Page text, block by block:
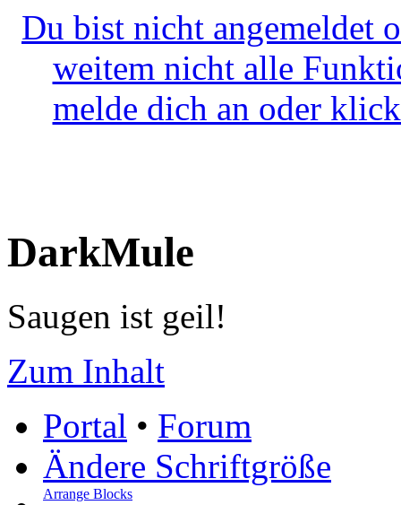
Du bist nicht angemeldet
weitem nicht alle
melde dich an oder
DarkMule
Saugen ist geil!
Zum Inhalt
Portal • Forum
Ändere Schriftgröße
Arrange Blocks